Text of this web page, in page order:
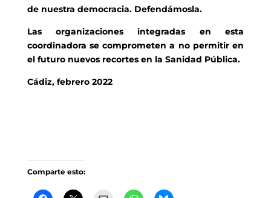
de nuestra democracia. Defendámosla.
Las organizaciones integradas en esta
coordinadora se comprometen a no permitir en
el futuro nuevos recortes en la Sanidad Pública.
Cádiz, febrero 2022
Comparte esto: